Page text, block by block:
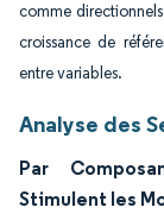
comme
croissance de
entre variables.
Analyse des
Par
Stimulent les